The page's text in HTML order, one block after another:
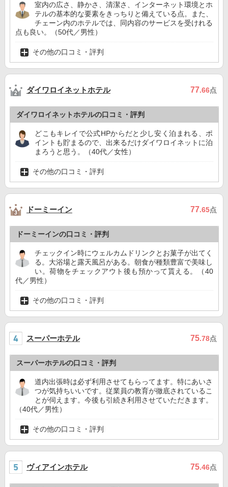
室内の広さ、静かさ、清潔さ、インターネット環境とホ
テルの基本的な要素をきっちりと備えている点。また、
チェーン内のホテルでは、同内容のサービスを受けれる
点も良い。（50代／男性）
その他の口コミ・評判
ダイワロイネットホテル 77.66点
ダイワロイネットホテルの口コミ・評判
どこもキレイで公式HPからだと少し安く泊まれる、ポ
イントも貯まるので、出来るだけダイワロイネットに泊
まろうと思う。（40代／女性）
その他の口コミ・評判
ドーミーイン 77.65点
ドーミーインの口コミ・評判
チェックイン時にウェルカムドリンクとお菓子が出てく
る。大浴場と露天風呂がある。朝食が種類豊富で美味し
い。荷物をチェックアウト後も預かって貰える。（40
代／男性）
その他の口コミ・評判
スーパーホテル 75.78点
スーパーホテルの口コミ・評判
道内出張時は必ず利用させてもらってます。特にあいさ
つが気持ちいいです。従業員の教育が徹底されているこ
とが伺えます。今後も引続き利用させていただきます。
（40代／男性）
その他の口コミ・評判
ヴィアインホテル 75.46点